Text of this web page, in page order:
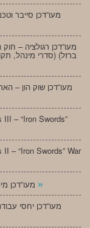
מעו”דכן סייבר
מעו”דכן רגולציה –
ברזל) (סדרי מינהל, תקופות
מעו”דכן שוק הון –
– “Iron Swords”
– “Iron Swords” War
»
מעו”דכן יחסי